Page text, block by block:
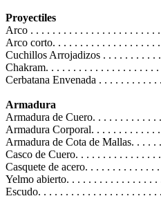
Proyectiles
Arco . . . . . . . . . . . . . . . . . . . . . . .
Arco corto. . . . . . . . . . . . . . . . . . .
Cuchillos Arrojadizos . . . . . . . . . .
Chakram. . . . . . . . . . . . . . . . . . . .
Cerbatana Envenada . . . . . . . .
Armadura
Armadura de Cuero. . . . . . . . . . . .
Armadura Corporal. . . . . . . . . . . .
Armadura de Cota de Mallas. . . . .
Casco de Cuero. . . . . . . . . . . . . . .
Casquete de acero. . . . . . . . . . . .
Yelmo abierto. . . . . . . . . . . . . . . . .
Escudo. . . . . . . . . . . . . . . . . . . . . .